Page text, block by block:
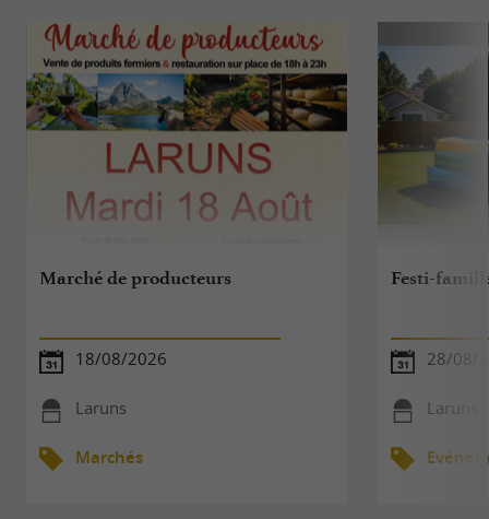
Marché de producteurs
18/08/2026
Laruns
Marchés
Festi-
28/08/
Laruns